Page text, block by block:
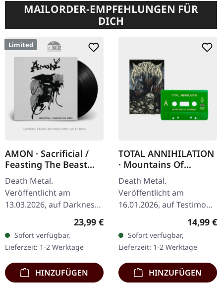
MAILORDER-EMPFEHLUNGEN FÜR
DICH
Limited
AMON · Sacrificial /
Feasting The Beast
(Re-Release) | BLACK
LP
Death Metal.
Veröffentlicht am
13.03.2026, auf Darkness
Shall Rise Productions.
Schwarzes Vinyl im
Standard-Cover mit 4-
seitigem Insert im LP-
Format…
Regulärer Preis:
23,99 €
Sofort verfügbar,
Lieferzeit: 1-2 Werktage
HINZUFÜGEN
TOTAL ANNIHILATION
· Mountains Of
Madness | GREEN
TAPE
Death Metal.
Veröffentlicht am
16.01.2026, auf Testimony
Records. Grüne Musik-
Kassette mit Insert. Die
Schweizer Metal-Giganten
Total Annihilation…
14,99 €
Sofort verfügbar,
Lieferzeit: 1-2 Werktage
HINZUFÜGEN